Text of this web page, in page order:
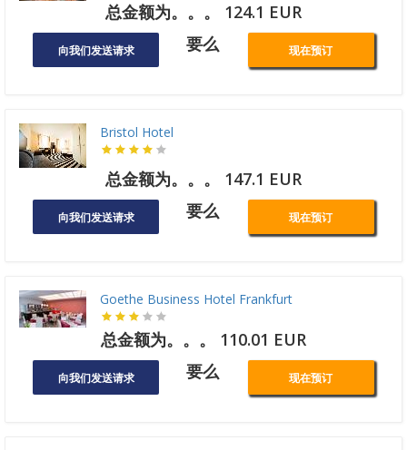
总金额为。。。 124.1 EUR
向我们发送请求 要么 现在预订
Bristol Hotel
总金额为。。。 147.1 EUR
向我们发送请求 要么 现在预订
Goethe Business Hotel Frankfurt
总金额为。。。 110.01 EUR
向我们发送请求 要么 现在预订